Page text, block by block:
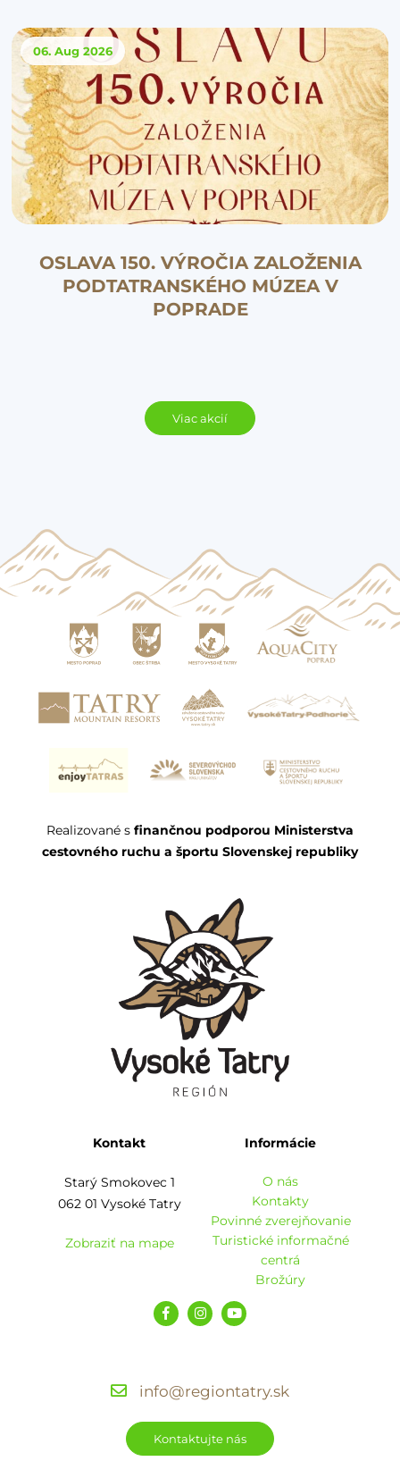
06. Aug 2026
OSLAVA 150. VÝROČIA ZALOŽENIA
PODTATRANSKÉHO MÚZEA V
POPRADE
Viac akcií
Realizované s finančnou podporou Ministerstva
cestovného ruchu a športu Slovenskej republiky
Kontakt
Starý Smokovec 1
062 01 Vysoké Tatry
Zobraziť na mape
Informácie
O nás
Kontakty
Povinné zverejňovanie
Turistické informačné
centrá
Brožúry
info@regiontatry.sk
Kontaktujte nás